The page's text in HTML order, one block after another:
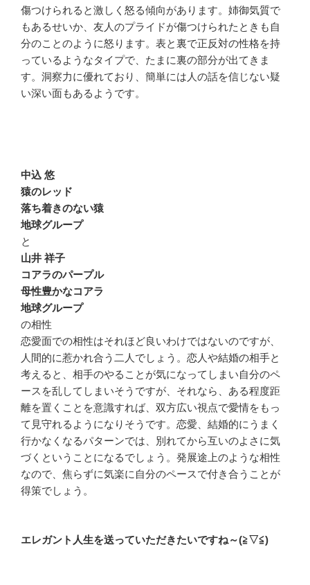
傷つけられると激しく怒る傾向があります。姉御気質で
もあるせいか、友人のプライドが傷つけられたときも自
分のことのように怒ります。表と裏で正反対の性格を持
っているようなタイプで、たまに裏の部分が出てきま
す。洞察力に優れており、簡単には人の話を信じない疑
い深い面もあるようです。
中込 悠
猿のレッド
落ち着きのない猿
地球グループ
と
山井 祥子
コアラのパープル
母性豊かなコアラ
地球グループ
の相性
恋愛面での相性はそれほど良いわけではないのですが、
人間的に惹かれ合う二人でしょう。恋人や結婚の相手と
考えると、相手のやることが気になってしまい自分のペ
ースを乱してしまいそうですが、それなら、ある程度距
離を置くことを意識すれば、双方広い視点で愛情をもっ
て見守れるようになりそうです。恋愛、結婚的にうまく
行かなくなるパターンでは、別れてから互いのよさに気
づくということになるでしょう。発展途上のような相性
なので、焦らずに気楽に自分のペースで付き合うことが
得策でしょう。
エレガント人生を送っていただきたいですね～(≧▽≦)